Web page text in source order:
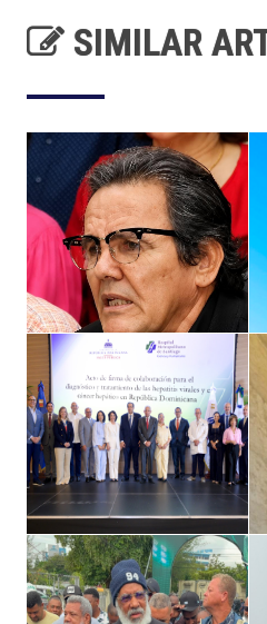
SIMILAR